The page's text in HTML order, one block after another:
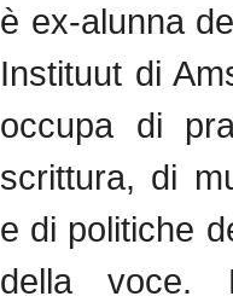
è ex-alunna
Instituut di
occupa di
scrittura, di
e di politiche
della voce.